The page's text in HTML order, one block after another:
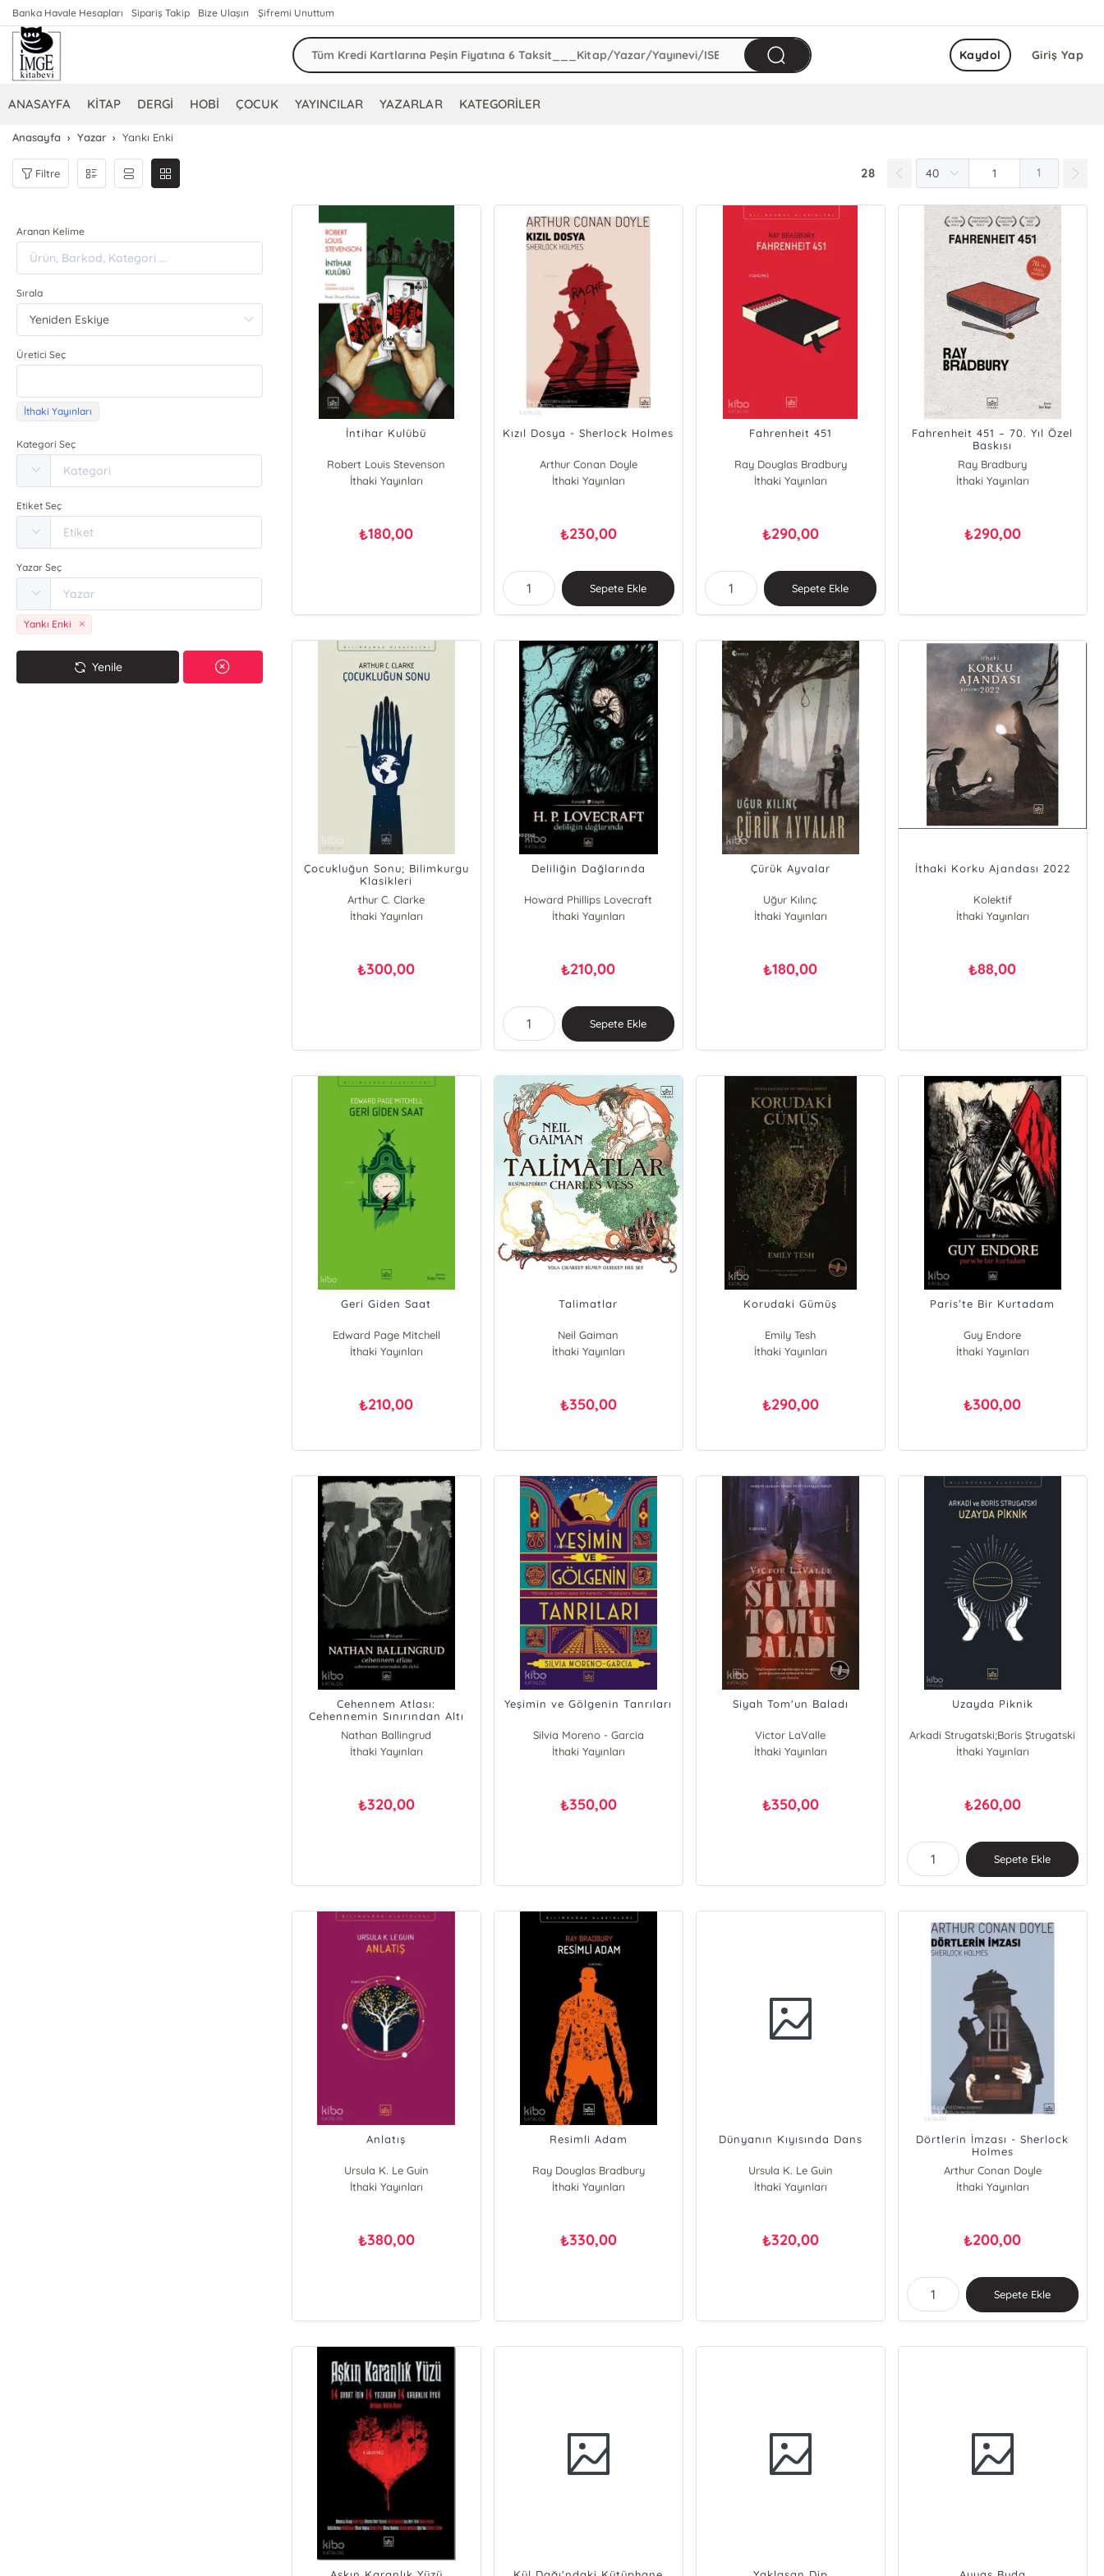
Banka Havale Hesapları Sipariş Takip Bize Ulaşın Şifremi Unuttum
Giriş Yap
Kaydol
ANASAYFA KİTAP DERGİ HOBİ ÇOCUK YAYINCILAR YAZARLAR KATEGORİLER
Anasayfa Yazar Yankı Enki
Filtre 28 1
Aranan Kelime
Sırala
Üretici Seç
İthaki Yayınları
Kategori Seç
Etiket Seç
Yazar Seç
Yankı Enki
Yenile
İntihar Kulübü
Robert Louis Stevenson
İthaki Yayınları
₺180,00
Kızıl Dosya - Sherlock Holmes
Arthur Conan Doyle
İthaki Yayınları
₺230,00
Sepete Ekle
Fahrenheit 451
Ray Douglas Bradbury
İthaki Yayınları
₺290,00
Sepete Ekle
Fahrenheit 451 – 70. Yıl Özel
Baskısı
Ray Bradbury
İthaki Yayınları
₺290,00
Çocukluğun Sonu; Bilimkurgu
Klasikleri
Arthur C. Clarke
İthaki Yayınları
₺300,00
Deliliğin Dağlarında
Howard Phillips Lovecraft
İthaki Yayınları
₺210,00
Sepete Ekle
Çürük Ayvalar
Uğur Kılınç
İthaki Yayınları
₺180,00
İthaki Korku Ajandası 2022
Kolektif
İthaki Yayınları
₺88,00
Geri Giden Saat
Edward Page Mitchell
İthaki Yayınları
₺210,00
Talimatlar
Neil Gaiman
İthaki Yayınları
₺350,00
Korudaki Gümüş
Emily Tesh
İthaki Yayınları
₺290,00
Paris’te Bir Kurtadam
Guy Endore
İthaki Yayınları
₺300,00
Cehennem Atlası:
Cehennemin Sınırından Altı
Öykü
Nathan Ballingrud
İthaki Yayınları
₺320,00
Yeşimin ve Gölgenin Tanrıları
Silvia Moreno - Garcia
İthaki Yayınları
₺350,00
Siyah Tom'un Baladı
Victor LaValle
İthaki Yayınları
₺350,00
Uzayda Piknik
Arkadi Strugatski;Boris Ştrugatski
İthaki Yayınları
₺260,00
Sepete Ekle
Anlatış
Ursula K. Le Guin
İthaki Yayınları
₺380,00
Resimli Adam
Ray Douglas Bradbury
İthaki Yayınları
₺330,00
Dünyanın Kıyısında Dans
Ursula K. Le Guin
İthaki Yayınları
₺320,00
Dörtlerin İmzası - Sherlock
Holmes
Arthur Conan Doyle
İthaki Yayınları
₺200,00
Sepete Ekle